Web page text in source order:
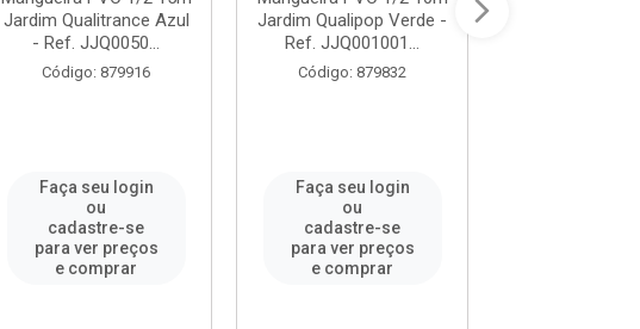
Jardim Qualitrance Azul
- Ref. JJQ0050...
Código: 879916
Faça seu login
ou
cadastre-se
para ver preços
e comprar
Jardim Qualipop Verde -
Ref. JJQ001001...
Código: 879832
Faça seu login
ou
cadastre-se
para ver preços
e comprar